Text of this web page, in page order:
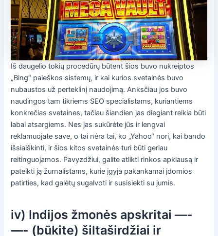
Iš daugelio tokių procedūrų būtent šios buvo nukreiptos
„Bing“ paieškos sistemų, ir kai kurios svetainės buvo
nubaustos už perteklinį naudojimą. Anksčiau jos buvo
naudingos tam tikriems SEO specialistams, kuriantiems
konkrečias svetaines, tačiau šiandien jas diegiant reikia būti
labai atsargiems. Nes jas sukūrėte jūs ir lengvai
reklamuojate save, o tai nėra tai, ko „Yahoo“ nori, kai bando
išsiaiškinti, ir šios kitos svetainės turi būti geriau
reitinguojamos. Pavyzdžiui, galite atlikti rinkos apklausą ir
pateikti ją žurnalistams, kurie įgyja pakankamai įdomios
patirties, kad galėtų sugalvoti ir susisiekti su jumis.
iv) Indijos žmonės apskritai —-
—- (būkite) šiltaširdžiai ir